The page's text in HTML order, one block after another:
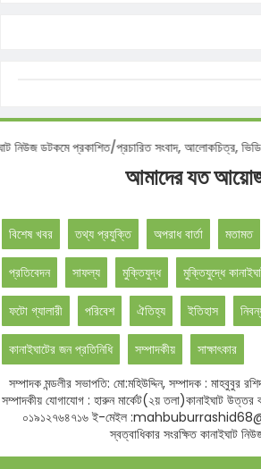
ডটকমে প্রকাশিত/প্রচারিত সংবাদ, আলোকচিত্র,
আমাদের যত
বিশেষ খবর তথ্য প্রযুক্তি অপরাধ বার্তা মতামত
প্রতিবেদন সাফল্য মুক্তিযুদ্ধ মুক্তিযুদ্ধে
ফটো গ্যালারী পরিবেশ ঐতিহ্য ইতিহাস
কানাইঘাটের জন প্রতিনিধি সম্পাদকীয়
সাক্ষাৎকার
সম্পাদক মন্ডলীর সভাপতি: মো:মহিউদ্দিন, সম্পাদক : মাহবুবুর
সম্পাদকীয় যোগাযোগ : হারুন মার্কেট(২য় তলা)কানাইঘাট
০১৯১২৭৬৪৭১৬ ই-মেইল
স্বত্বাধিকার সংরক্ষিত কানাইঘাট